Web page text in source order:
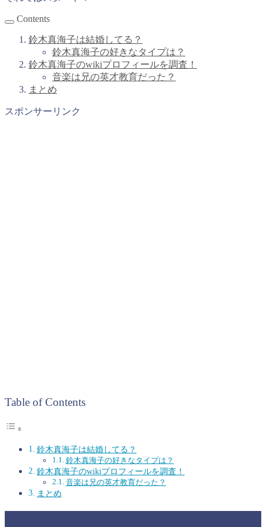
Contents
鈴木真海子は結婚してる？
鈴木真海子の好きなタイプは？
鈴木真海子のwikiプロフィールを調査！
音楽は兄の英才教育だった？
まとめ
スポンサーリンク
Table of Contents
鈴木真海子は結婚してる？
鈴木真海子の好きなタイプは？
鈴木真海子のwikiプロフィールを調査！
音楽は兄の英才教育だった？
まとめ